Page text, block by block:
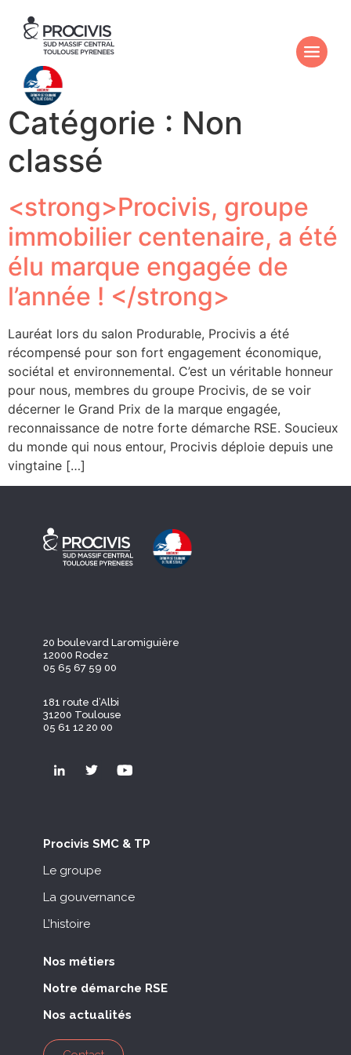
Catégorie : Non
classé
<strong>Procivis, groupe
immobilier centenaire, a été
élu marque engagée de
l’année ! </strong>
Lauréat lors du salon Produrable, Procivis a été
récompensé pour son fort engagement économique,
sociétal et environnemental. C’est un véritable honneur
pour nous, membres du groupe Procivis, de se voir
décerner le Grand Prix de la marque engagée,
reconnaissance de notre forte démarche RSE. Soucieux
du monde qui nous entour, Procivis déploie depuis une
vingtaine […]
20 boulevard Laromiguière
12000 Rodez
05 65 67 59 00
181 route d’Albi
31200 Toulouse
05 61 12 20 00
Procivis SMC & TP
Le groupe
La gouvernance
L’histoire
Nos métiers
Notre démarche RSE
Nos actualités